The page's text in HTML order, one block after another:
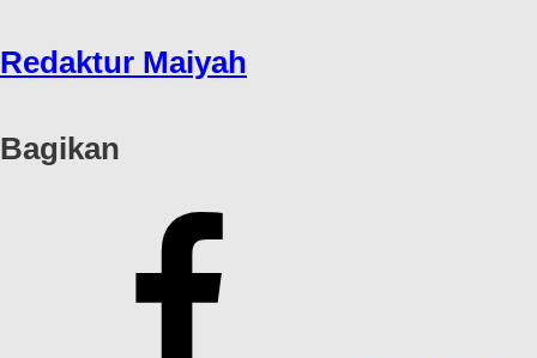
Redaktur Maiyah
Bagikan